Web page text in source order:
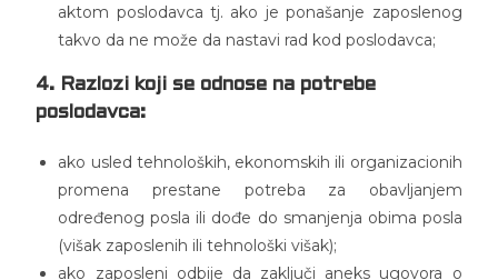
aktom poslodavca tj. ako je ponašanje zaposlenog
takvo da ne može da nastavi rad kod poslodavca;
4. Razlozi koji se odnose na potrebe
poslodavca:
ako usled tehnoloških, ekonomskih ili organizacionih
promena prestane potreba za obavljanjem
određenog posla ili dođe do smanjenja obima posla
(višak zaposlenih ili tehnološki višak);
ako zaposleni odbije da zaključi aneks ugovora o